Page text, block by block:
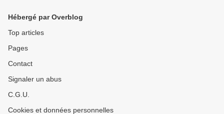
Hébergé par Overblog
Top articles
Pages
Contact
Signaler un abus
C.G.U.
Cookies et données personnelles